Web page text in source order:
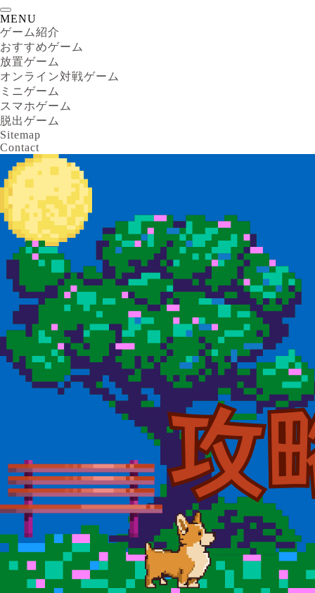
MENU
ゲーム紹介
おすすめゲーム
放置ゲーム
オンライン対戦ゲーム
ミニゲーム
スマホゲーム
脱出ゲーム
Sitemap
Contact